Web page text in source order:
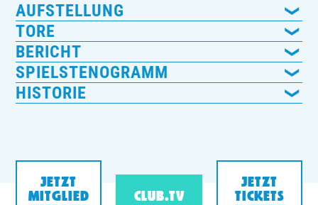
AUFSTELLUNG
TORE
BERICHT
SPIELSTENOGRAMM
HISTORIE
JETZT
MITGLIED
CLUB.TV
JETZT
TICKETS